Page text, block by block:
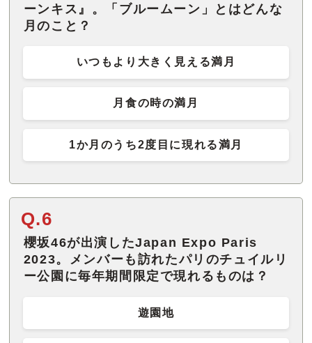
ーンキス』。「ブルームーン」とはどんな
月のこと？
いつもより大きく見える満月
月食の時の満月
1か月のうち2度目に現れる満月
Q.6
櫻坂46が出演したJapan Expo Paris
2023。メンバーも訪れたパリのチュイルリ
ー公園に毎年期間限定で現れるものは？
遊園地